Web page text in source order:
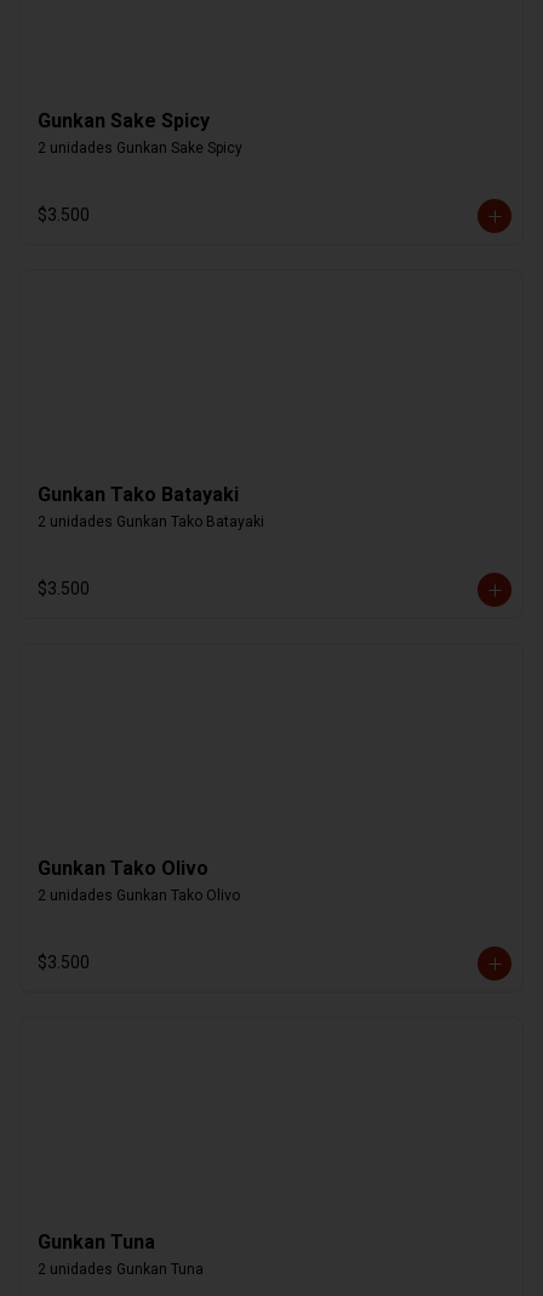
Gunkan Sake Spicy
2 unidades Gunkan Sake Spicy
$3.500
Gunkan Tako Batayaki
2 unidades Gunkan Tako Batayaki
$3.500
Gunkan Tako Olivo
2 unidades Gunkan Tako Olivo
$3.500
Gunkan Tuna
2 unidades Gunkan Tuna